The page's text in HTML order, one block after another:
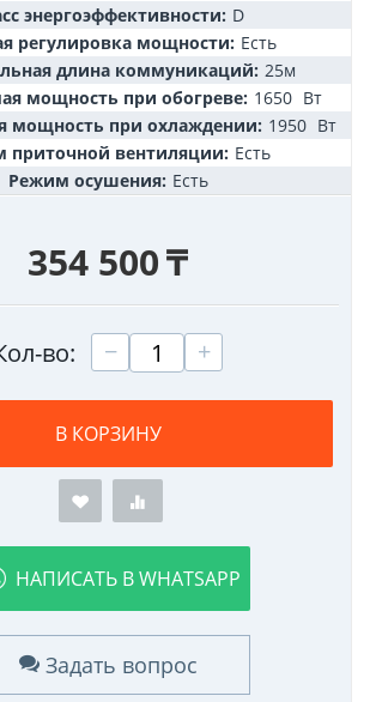
энергоэффективности: D
регулировка мощности: Есть
длина коммуникаций: 25м
мощность при обогреве: 1650 Вт
мощность при охлаждении: 1950 Вт
приточной вентиляции: Есть
Режим осушения: Есть
354 500₸
во: +
−
В КОРЗИНУ
НАПИСАТЬ В WHATSAPP
Задать вопрос